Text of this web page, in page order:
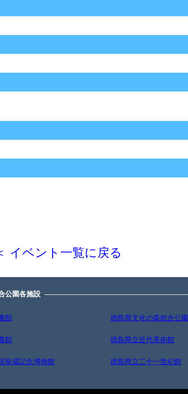
イベント一覧に戻る
公園各施設
館 徳島県文化の森総合公園
館 徳島県立近代美術館
龍蔵記念博物館 徳島県立二十一世紀館